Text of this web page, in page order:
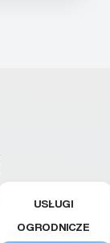
USŁUGI
OGRODNICZE